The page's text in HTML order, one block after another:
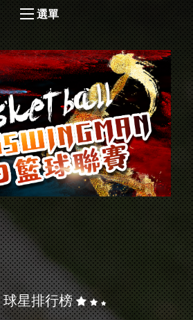
選單
球星排行榜